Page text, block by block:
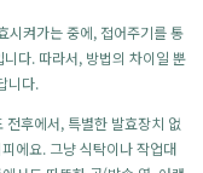
시켜가는 중에, 접어주기를 통
다. 따라서, 방법의 차이일 뿐
니다.
후에서, 특별한 발효장치 없
에요. 그냥 식탁이나 작업대